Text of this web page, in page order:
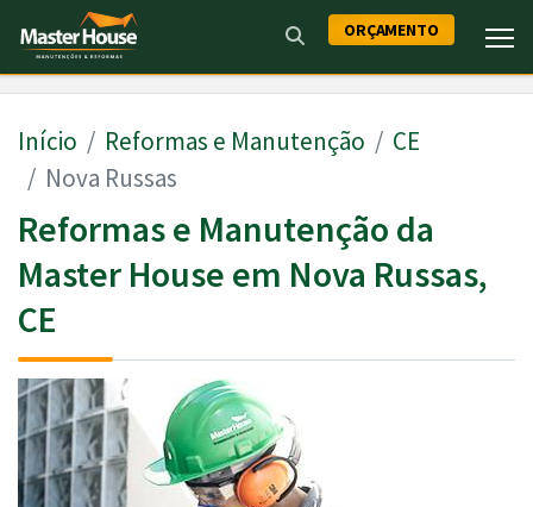
ORÇAMENTO
Início Reformas e Manutenção
CE
Nova Russas
Reformas e Manutenção da
Master House em Nova Russas,
CE